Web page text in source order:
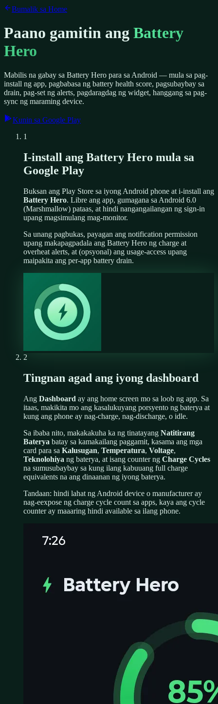
Bumalik sa Home
Paano gamitin ang Battery
Hero
Mabilis na gabay sa Battery Hero para sa Android — mula sa pag-
install ng app, pagbabasa ng battery health score, pagsubaybay sa
drain, pag-set ng alerts, pagdaragdag ng widget, hanggang sa pag-
sync ng maraming device.
Kunin sa Google Play
1
I-install ang Battery Hero mula sa
Google Play
Buksan ang Play Store sa iyong Android phone at i-install ang
Battery Hero. Libre ang app, gumagana sa Android 6.0
(Marshmallow) pataas, at hindi nangangailangan ng sign-in
upang magsimulang mag-monitor.
Sa unang pagbukas, payagan ang notification permission
upang makapagpadala ang Battery Hero ng charge at
overheat alerts, at (opsyonal) ang usage-access upang
maipakita ang per-app battery drain.
2
Tingnan agad ang iyong dashboard
Ang Dashboard ay ang home screen mo sa loob ng app. Sa
itaas, makikita mo ang kasalukuyang porsyento ng baterya at
kung ang phone ay nag-charge, nag-discharge, o idle.
Sa ibaba nito, makakakuha ka ng tinatayang Natitirang
Baterya batay sa kamakailang paggamit, kasama ang mga
card para sa Kalusugan, Temperatura, Voltage,
Teknolohiya ng baterya, at isang counter ng Charge Cycles
na sumusubaybay sa kung ilang kabuuang full charge
equivalents na ang dinaanan ng iyong baterya.
Tandaan: hindi lahat ng Android device o manufacturer ay
nag-eexpose ng charge cycle count sa apps, kaya ang cycle
counter ay maaaring hindi available sa ilang phone.